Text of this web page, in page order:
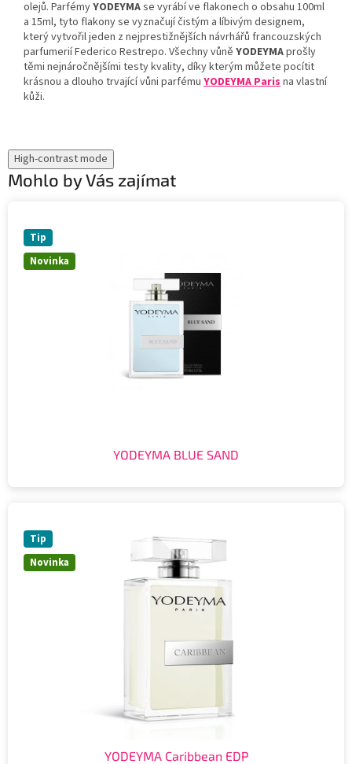
olejů. ParfémyYODEYMAse vyrábí ve flakonech o obsahu 100ml
a 15ml, tyto flakony se vyznačují čistým a líbivým designem,
který vytvořil jeden z nejprestižnějších návrhářů francouzských
parfumerií Federico Restrepo. Všechny vůně YODEYMAprošly
těmi nejnáročnějšími testy kvality, díky kterým můžete pocítit
krásnou a dlouho trvající vůni parfému YODEYMA Paris na vlastní
kůži.
High-contrast mode
Mohlo by Vás zajímat
Novinka
Tip
YODEYMA BLUE SAND
Novinka
Tip
YODEYMA Caribbean EDP